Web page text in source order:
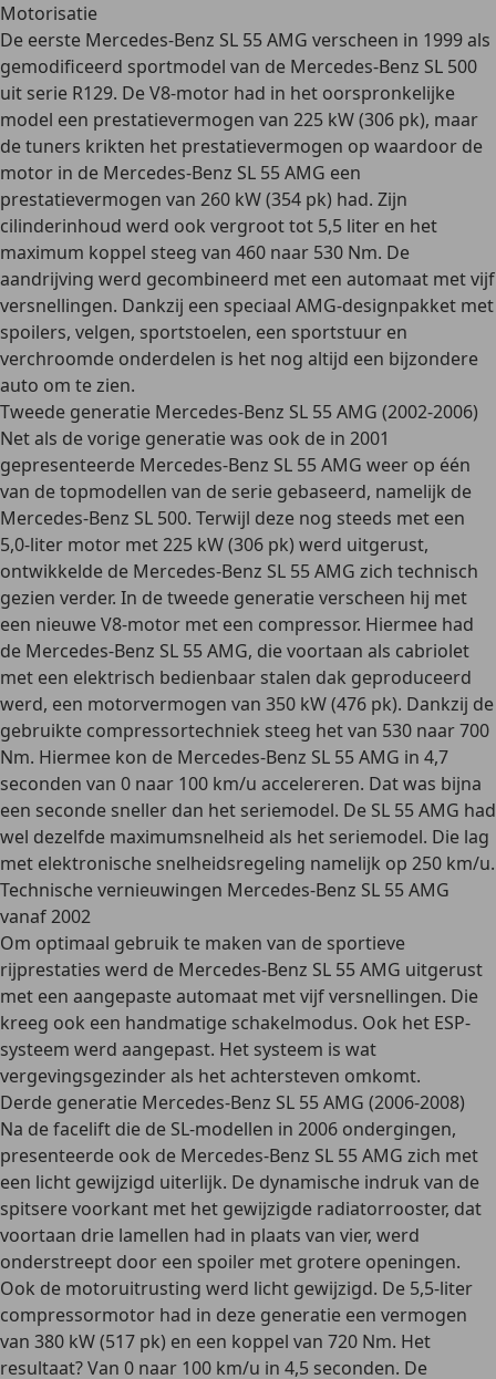
Motorisatie
De eerste Mercedes-Benz SL 55 AMG verscheen in 1999 als
gemodificeerd sportmodel van de Mercedes-Benz SL 500
uit serie R129. De V8-motor had in het oorspronkelijke
model een prestatievermogen van 225 kW (306 pk), maar
de tuners krikten het prestatievermogen op waardoor de
motor in de Mercedes-Benz SL 55 AMG een
prestatievermogen van 260 kW (354 pk) had. Zijn
cilinderinhoud werd ook vergroot tot 5,5 liter en het
maximum koppel steeg van 460 naar 530 Nm. De
aandrijving werd gecombineerd met een automaat met vijf
versnellingen. Dankzij een speciaal AMG-designpakket met
spoilers, velgen, sportstoelen, een sportstuur en
verchroomde onderdelen is het nog altijd een bijzondere
auto om te zien.
Tweede generatie Mercedes-Benz SL 55 AMG (2002-2006)
Net als de vorige generatie was ook de in 2001
gepresenteerde Mercedes-Benz SL 55 AMG weer op één
van de topmodellen van de serie gebaseerd, namelijk de
Mercedes-Benz SL 500. Terwijl deze nog steeds met een
5,0-liter motor met 225 kW (306 pk) werd uitgerust,
ontwikkelde de Mercedes-Benz SL 55 AMG zich technisch
gezien verder. In de tweede generatie verscheen hij met
een nieuwe V8-motor met een compressor. Hiermee had
de Mercedes-Benz SL 55 AMG, die voortaan als cabriolet
met een elektrisch bedienbaar stalen dak geproduceerd
werd, een motorvermogen van 350 kW (476 pk). Dankzij de
gebruikte compressortechniek steeg het van 530 naar700
Nm. Hiermee kon de Mercedes-Benz SL 55 AMG in 4,7
seconden van 0 naar 100 km/u accelereren. Dat was bijna
een seconde sneller dan het seriemodel. De SL 55 AMG had
wel dezelfde maximumsnelheid als het seriemodel. Die lag
met elektronische snelheidsregeling namelijk op 250 km/u.
Technische vernieuwingen Mercedes-Benz SL 55 AMG
vanaf 2002
Om optimaal gebruik te maken van de sportieve
rijprestaties werd de Mercedes-Benz SL 55 AMG uitgerust
met een aangepaste automaat met vijf versnellingen. Die
kreeg ook een handmatige schakelmodus. Ook het ESP-
systeem werd aangepast. Het systeem is wat
vergevingsgezinder als het achtersteven omkomt.
Derde generatie Mercedes-Benz SL 55 AMG (2006-2008)
Na defacelift die de SL-modellen in 2006 ondergingen,
presenteerde ook de Mercedes-Benz SL 55 AMG zich met
een licht gewijzigd uiterlijk. De dynamische indruk van de
spitsere voorkant met het gewijzigde radiatorrooster, dat
voortaan drie lamellen had in plaats van vier, werd
onderstreept door een spoiler met grotere openingen.
Ook de motoruitrusting werd licht gewijzigd. De 5,5-liter
compressormotor had in deze generatie een vermogen
van 380 kW (517 pk) en een koppel van 720 Nm. Het
resultaat? Van 0 naar 100 km/u in 4,5 seconden. De